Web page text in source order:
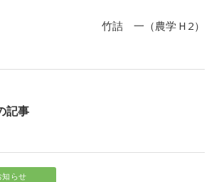
竹詰 一（農学Ｈ2）
記事
知らせ